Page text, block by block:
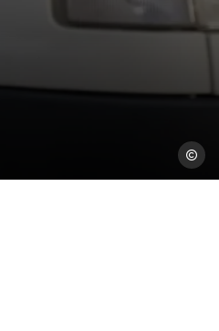
Freepik